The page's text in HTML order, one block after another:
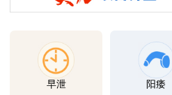
早泄 阳痿